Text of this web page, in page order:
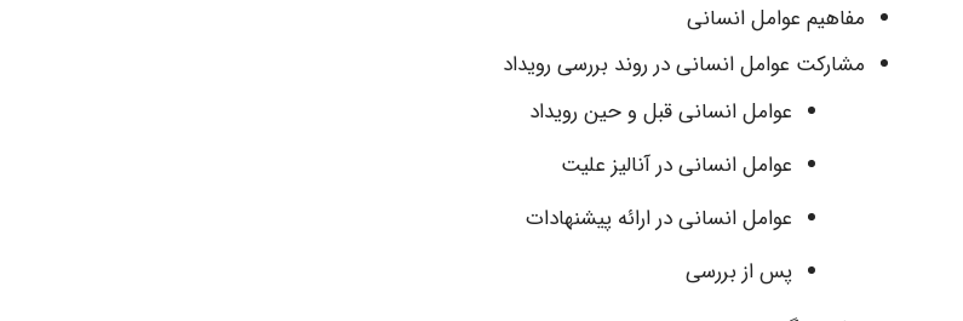
مفاهیم عوامل انسانی
مشارکت عوامل انسانی در روند بررسی رویداد
عوامل انسانی قبل و حین رویداد
عوامل انسانی در آنالیز علیت
عوامل انسانی در ارائه پیشنهادات
پس از بررسی